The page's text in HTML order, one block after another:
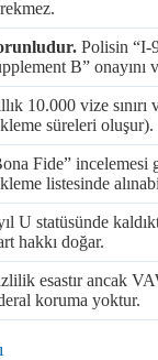
Polisin “I-
B” onayını
10.000 vize sınırı
süreleri oluşur).
Fide” incelemesi
listesinde
U statüsünde
hakkı doğar.
esastır ancak
koruma yoktur.